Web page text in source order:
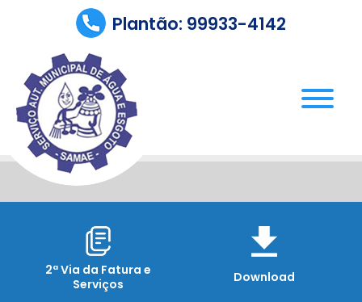
Plantão: 99933-4142
2ª Via da Fatura e
Serviços
Download